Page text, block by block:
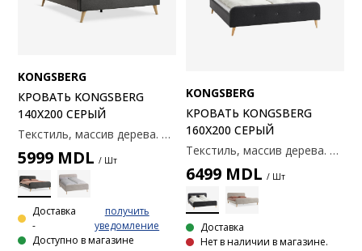
KONGSBERG
КРОВАТЬ KONGSBERG
140X200 СЕРЫЙ
Текстиль, массив дерева. Подходит для каркасных, пружинных и беспружинных матрасов 140x200 см. Реечное дно и матрас продаются отдельно. Габаритные размеры: 154x216x101
5999 MDL / Шт
Доставка
-
получить
уведомление
Доступно в магазине
KONGSBERG
КРОВАТЬ KONGSBERG
160X200 СЕРЫЙ
Текстиль, массив дерева. Подходит для каркасных, пружинных и беспружинных матрасов 160x200 см. Реечное дно и матрас продаются отдельно. Габаритные размеры: 174x216x101
6499 MDL / Шт
Доставка
Нет в наличии в магазине.